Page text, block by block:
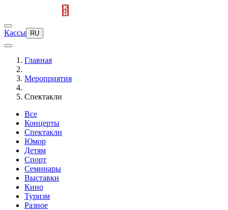
Кассы RU
Главная
Мероприятия
Спектакли
Все
Концерты
Спектакли
Юмор
Детям
Спорт
Семинары
Выставки
Кино
Туризм
Разное